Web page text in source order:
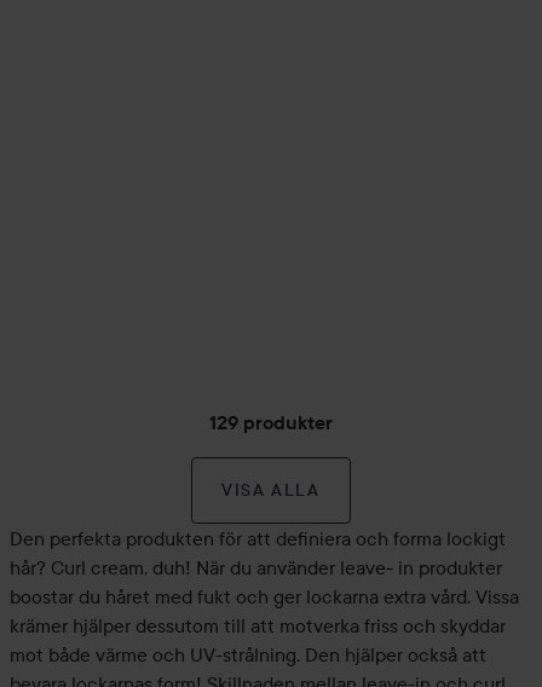
129 produkter
VISA ALLA
Den perfekta produkten för att definiera och forma lockigt
hår? Curl cream, duh! När du använder leave- in produkter
boostar du håret med fukt och ger lockarna extra vård. Vissa
krämer hjälper dessutom till att motverka friss och skyddar
mot både värme och UV-strålning. Den hjälper också att